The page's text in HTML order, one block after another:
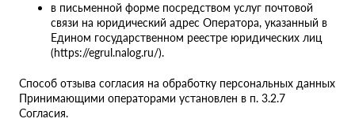
в письменной форме посредством услуг почтовой
связи на юридический адрес Оператора, указанный в
Едином государственном реестре юридических лиц
(https://egrul.nalog.ru/).
Способ отзыва согласия на обработку персональных данных
Принимающими операторами установлен в п. 3.2.7
Согласия.